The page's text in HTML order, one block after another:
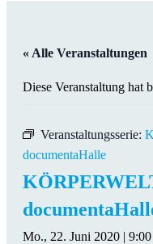
« Alle Veranstaltungen
Diese Veranstaltung hat
Veranstaltungsserie:
documentaHalle
Mo., 22. Juni 2020 |